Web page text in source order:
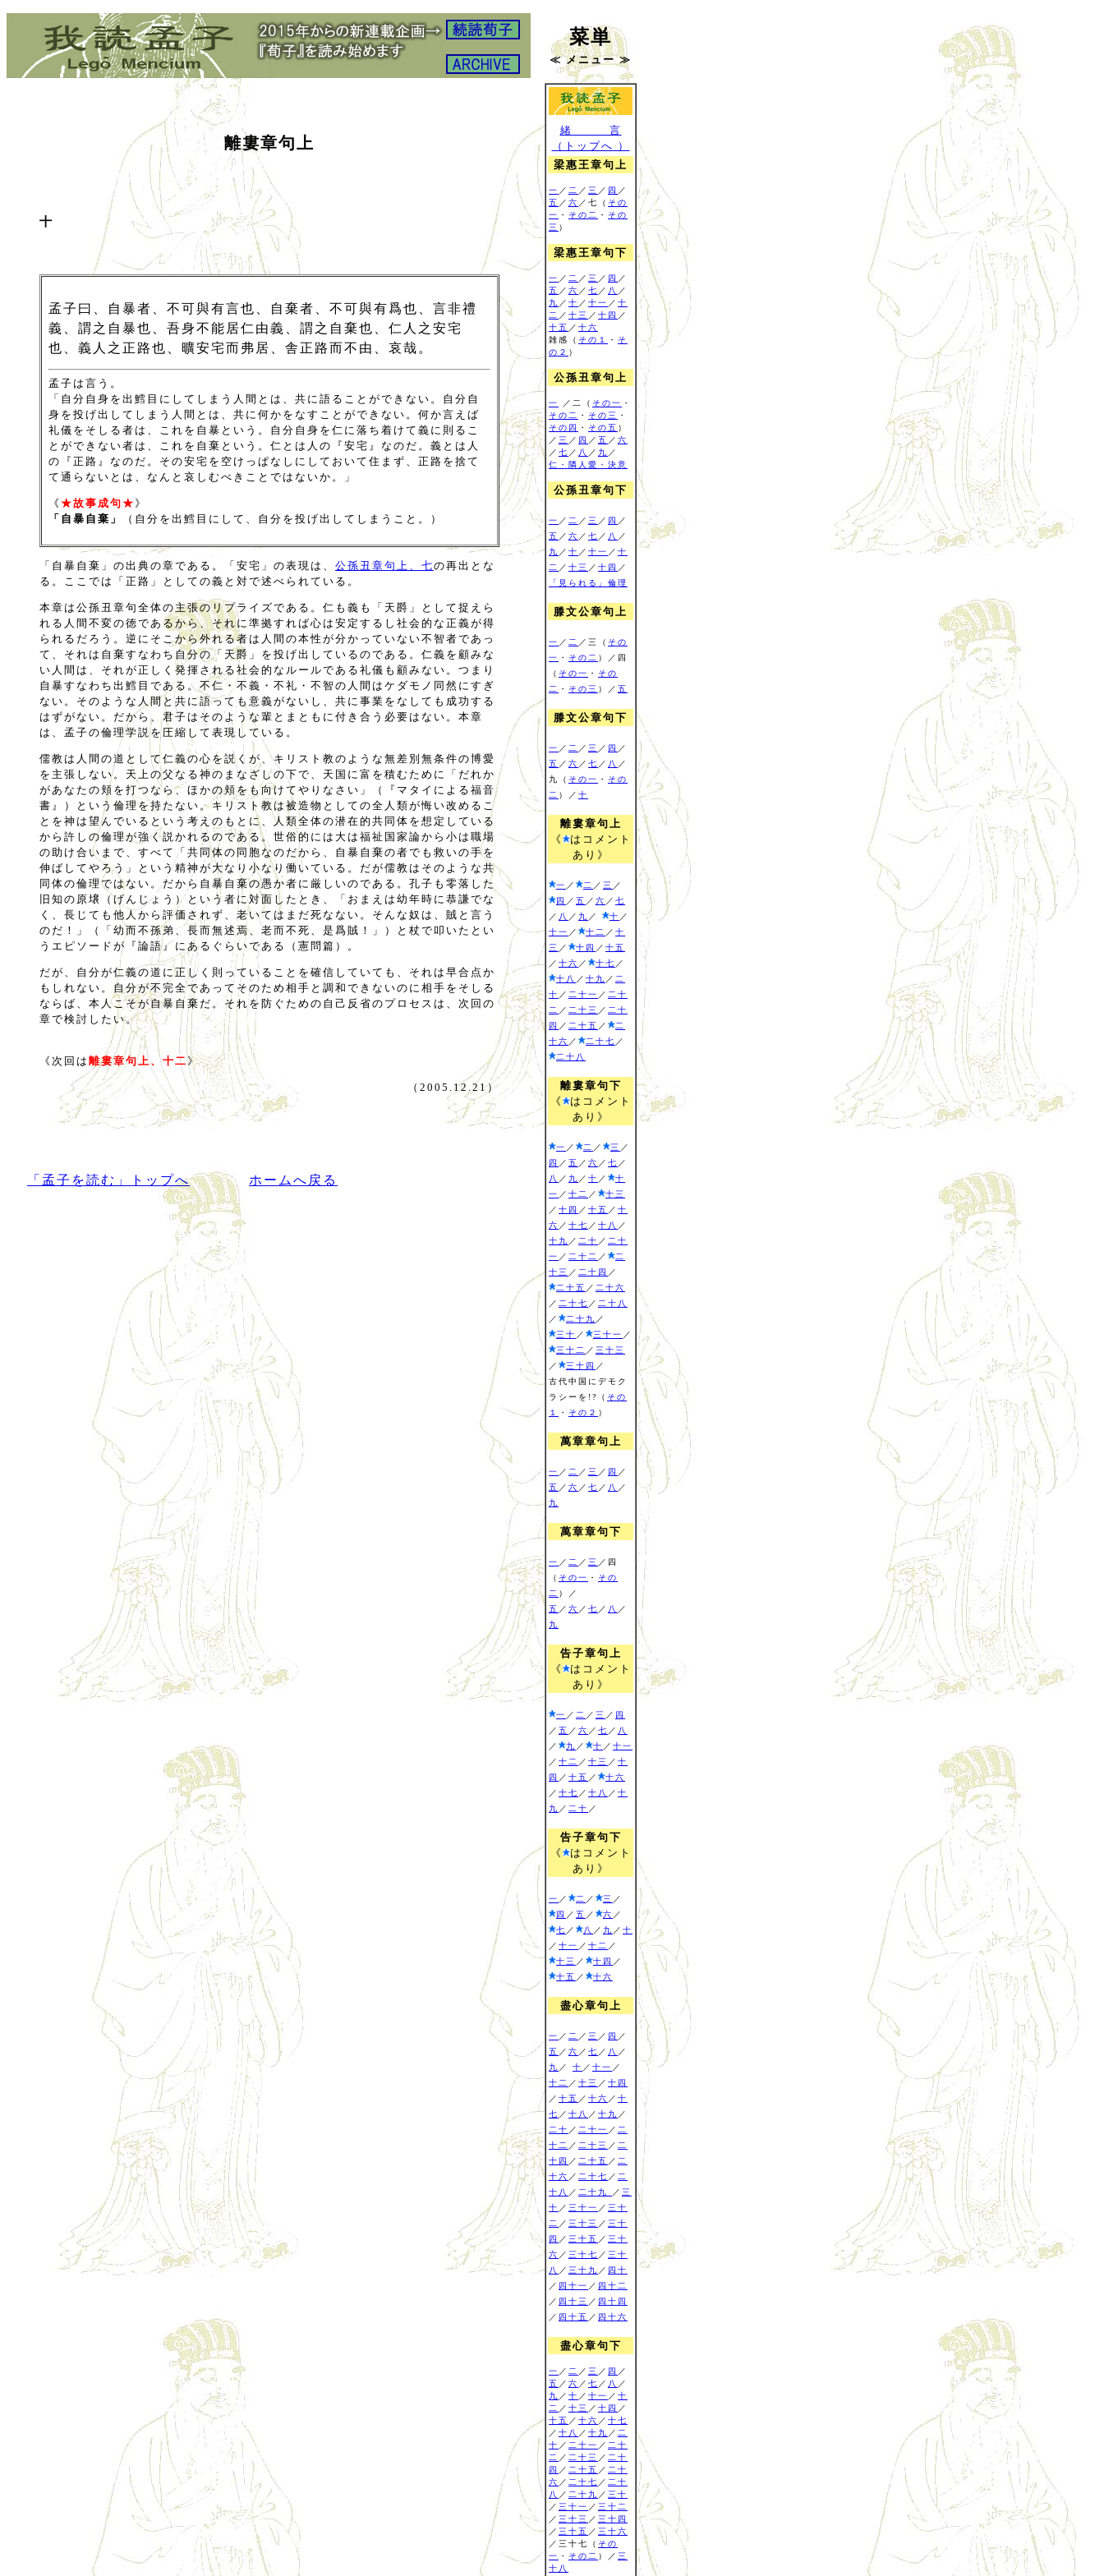
離婁章句上
十
孟子曰、自暴者、不可與有言也、自棄者、不可與有爲也、言非禮
義、謂之自暴也、吾身不能居仁由義、謂之自棄也、仁人之安宅
也、義人之正路也、曠安宅而弗居、舎正路而不由、哀哉。
孟子は言う。
「自分自身を出鱈目にしてしまう人間とは、共に語ることができない。自分自
身を投げ出してしまう人間とは、共に何かをなすことができない。何か言えば
礼儀をそしる者は、これを自暴という。自分自身を仁に落ち着けて義に則るこ
とができない者は、これを自棄という。仁とは人の『安宅』なのだ。義とは人
の『正路』なのだ。その安宅を空けっぱなしにしておいて住まず、正路を捨て
て通らないとは、なんと哀しむべきことではないか。」
《 ★故事成句★ 》
「自暴自棄」
（自分を出鱈目にして、自分を投げ出してしまうこと。）
「自暴自棄」の出典の章である。「安宅」の表現は、 公孫丑章句上、七の再出とな
る。ここでは「正路」としての義と対で述べられている。
本章は公孫丑章句全体の主張のリプライズである。仁も義も「天爵」として捉えら
れる人間不変の徳であるから、それに準拠すれば心は安定するし社会的な正義が得
られるだろう。逆にそこから外れる者は人間の本性が分かっていない不智者であっ
て、それは自棄すなわち自分の「天爵」を投げ出しているのである。仁義を顧みな
い人間は、それが正しく発揮される社会的なルールである礼儀も顧みない。つまり
自暴すなわち出鱈目である。不仁・不義・不礼・不智の人間はケダモノ同然にすぎ
ない。そのような人間と共に語っても意義がないし、共に事業をなしても成功する
はずがない。だから、君子はそのような輩とまともに付き合う必要はない。本章
は、孟子の倫理学説を圧縮して表現している。
儒教は人間の道として仁義の心を説くが、キリスト教のような無差別無条件の博愛
を主張しない。天上の父なる神のまなざしの下で、天国に富を積むために「だれか
があなたの頬を打つなら、ほかの頬をも向けてやりなさい」（『マタイによる福音
書』）という倫理を持たない。キリスト教は被造物としての全人類が悔い改めるこ
とを神は望んでいるという考えのもとに、人類全体の潜在的共同体を想定している
から許しの倫理が強く説かれるのである。世俗的には大は福祉国家論から小は職場
の助け合いまで、すべて「共同体の同胞なのだから、自暴自棄の者でも救いの手を
伸ばしてやろう」という精神が大なり小なり働いている。だが儒教はそのような共
同体の倫理ではない。だから自暴自棄の愚か者に厳しいのである。孔子も零落した
旧知の原壌（げんじょう）という者に対面したとき、「おまえは幼年時に恭謙でな
く、長じても他人から評価されず、老いてはまだ死なない。そんな奴は、賊と言う
のだ！」（「幼而不孫弟、長而無述焉、老而不死、是爲賊！」）と杖で叩いたとい
うエピソードが『論語』にあるぐらいである（憲問篇）。
だが、自分が仁義の道に正しく則っていることを確信していても、それは早合点か
もしれない。自分が不完全であってそのため相手と調和できないのに相手をそしる
ならば、本人こそが自暴自棄だ。それを防ぐための自己反省のプロセスは、次回の
章で検討したい。
《次回は 離婁章句上、十二》
（2005.12.21）
「孟子を読む」トップへ ホームへ戻る
菜単
≪ メニュー ≫
緒 言
（トップへ ）
梁惠王章句上
一 ／ 二 ／ 三 ／ 四 ／
五 ／ 六 ／七（ その
一 ・ その二 ・ その
三 ）
梁惠王章句下
一 ／ 二 ／ 三 ／ 四 ／
五 ／ 六 ／ 七 ／ 八 ／
九 ／ 十 ／ 十一 ／ 十
二 ／ 十三 ／ 十四 ／
十五 ／ 十六
雑感
（ その１ ・ そ
の２ ）
公孫丑章句上
一 ／二（ その一 ・
その二
・ その三
・
その四
・ その五 ）
／ 三 ／ 四 ／ 五 ／ 六
／ 七 ／ 八 ／ 九 ／
仁・隣人愛・決意
公孫丑章句下
一 ／ 二 ／ 三 ／ 四 ／
五 ／ 六 ／ 七 ／ 八 ／
九 ／ 十 ／ 十一 ／ 十
二 ／ 十三 ／ 十四 ／
「見られる」倫理
滕文公章句上
一 ／ 二 ／三（ その
一 ・ その二 ）／四
（ その一 ・ その
二
・ その三 ）／ 五
滕文公章句下
一 ／ 二 ／ 三 ／ 四 ／
五 ／ 六 ／ 七 ／ 八 ／
九（ その一 ・ その
二 ）／ 十
離婁章句上
《
はコメント
あり》
一 ／ 二 ／ 三 ／
四 ／ 五 ／ 六 ／ 七
／ 八 ／ 九 ／ 十 ／
十一 ／ 十二 ／ 十
三 ／ 十四 ／ 十五
／ 十六 ／ 十七 ／
十八 ／ 十九 ／ 二
十 ／ 二十一 ／ 二十
二 ／ 二十三 ／ 二十
四 ／ 二十五 ／
二
十六 ／ 二十七 ／
二十八
離婁章句下
《
はコメント
あり》
一 ／ 二 ／ 三 ／
四 ／ 五 ／ 六 ／ 七 ／
八 ／ 九 ／ 十 ／
十
一 ／ 十二 ／
十三
／ 十四 ／ 十五 ／ 十
六 ／ 十七 ／ 十八 ／
十九 ／ 二十 ／ 二十
一 ／ 二十二 ／
二
十三 ／ 二十四 ／
二十五 ／ 二十六
／ 二十七 ／ 二十八
／
二十九 ／
三十 ／ 三十一 ／
三十二 ／ 三十三
／
三十四 ／
古代中国にデモク
ラシーを!?（ その
１
・ その２ ）
萬章章句上
一 ／ 二 ／ 三 ／ 四 ／
五 ／ 六 ／ 七 ／ 八 ／
九
萬章章句下
一 ／ 二 ／ 三 ／四
（ その一 ・ その
二 ）／
五 ／ 六 ／ 七 ／ 八 ／
九
告子章句上
《
はコメント
あり》
一 ／ 二 ／ 三 ／ 四
／ 五 ／ 六 ／ 七 ／ 八
／
九 ／ 十 ／ 十一
／ 十二 ／ 十三 ／ 十
四 ／ 十五 ／
十六
／ 十七 ／ 十八 ／ 十
九 ／ 二十 ／
告子章句下
《
はコメント
あり》
一 ／ 二 ／ 三 ／
四 ／ 五 ／ 六 ／
七 ／ 八 ／ 九 ／ 十
／ 十一 ／ 十二 ／
十三 ／ 十四 ／
十五 ／ 十六
盡心章句上
一 ／ 二 ／ 三 ／ 四 ／
五 ／ 六 ／ 七 ／ 八 ／
九 ／ 十 ／ 十一 ／
十二 ／ 十三 ／ 十四
／ 十五 ／ 十六 ／ 十
七 ／ 十八 ／ 十九 ／
二十 ／ 二十一 ／ 二
十二 ／ 二十三 ／ 二
十四 ／ 二十五 ／ 二
十六 ／ 二十七 ／ 二
十八 ／ 二十九 ／ 三
十 ／ 三十一 ／ 三十
二 ／ 三十三 ／ 三十
四 ／ 三十五 ／ 三十
六 ／ 三十七 ／ 三十
八 ／ 三十九 ／ 四十
／ 四十一 ／ 四十二
／ 四十三 ／ 四十四
／ 四十五 ／ 四十六
盡心章句下
一 ／ 二 ／ 三 ／ 四 ／
五 ／ 六 ／ 七 ／ 八 ／
九 ／ 十 ／ 十一 ／ 十
二 ／ 十三 ／ 十四 ／
十五 ／ 十六 ／ 十七
／ 十八 ／ 十九 ／ 二
十 ／ 二十一 ／ 二十
二 ／ 二十三 ／ 二十
四 ／ 二十五 ／ 二十
六 ／ 二十七 ／ 二十
八 ／ 二十九 ／ 三十
／ 三十一 ／ 三十二
／ 三十三 ／ 三十四
／ 三十五 ／ 三十六
／三十七（ その
一 ・ その二 ）／ 三
十八